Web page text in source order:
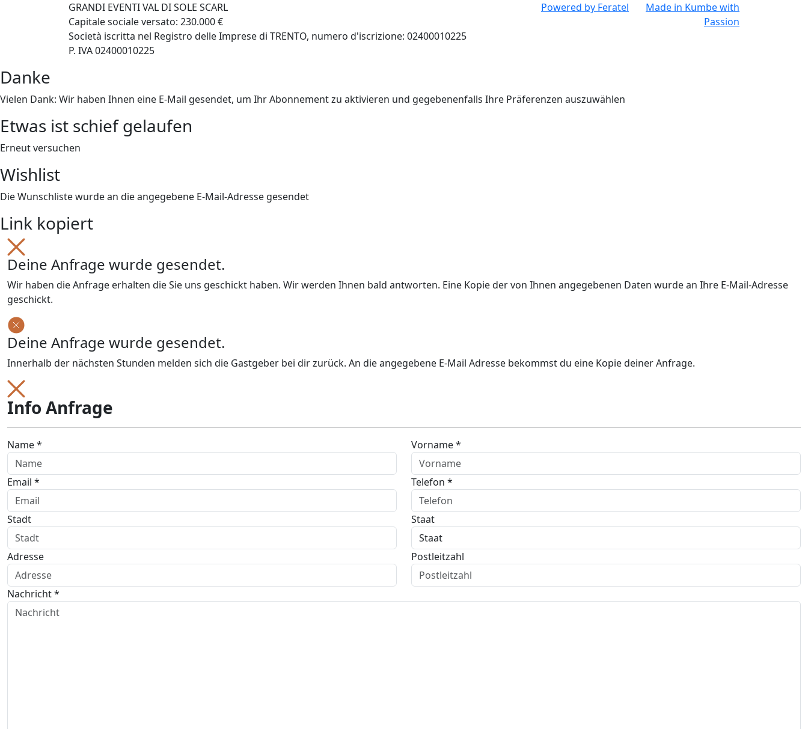
GRANDI EVENTI VAL DI SOLE SCARL
Capitale sociale versato: 230.000 €
Società iscritta nel Registro delle Imprese di TRENTO, numero d'iscrizione: 02400010225
P. IVA 02400010225
Powered by Feratel Made in Kumbewith
Passion
Danke
Vielen Dank: Wir haben Ihnen eine E-Mail gesendet, um Ihr Abonnement zu aktivieren und gegebenenfalls Ihre Präferenzen auszuwählen
Etwas ist schief gelaufen
Erneut versuchen
Wishlist
Die Wunschliste wurde an die angegebene E-Mail-Adresse gesendet
Link kopiert
Deine Anfrage wurde gesendet.
Wir haben die Anfrage erhalten die Sie uns geschickt haben. Wir werden Ihnen bald antworten. Eine Kopie der von Ihnen angegebenen Daten wurde an Ihre E-Mail-Adresse
geschickt.
Deine Anfrage wurde gesendet.
Innerhalb der nächsten Stunden melden sich die Gastgeber bei dir zurück. An die angegebene E-Mail Adresse bekommst du eine Kopie deiner Anfrage.
Info Anfrage
Name * Vorname *
Email * Telefon *
Stadt Staat
Adresse Postleitzahl
Nachricht *